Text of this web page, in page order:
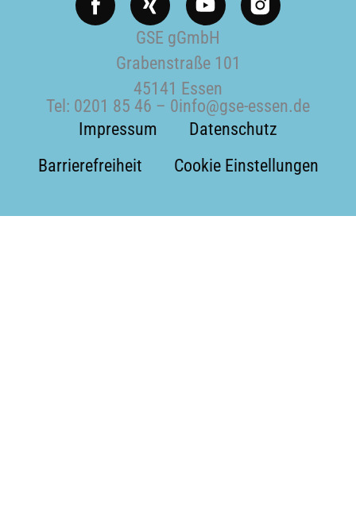
i
n
g
o
u
t
u
b
e
GSE gGmbH
Grabenstraße 101
45141 Essen
Tel: 0201 85 46 – 0info@gse-essen.de
Impressum
Datenschutz
Barrierefreiheit
Cookie Einstellungen